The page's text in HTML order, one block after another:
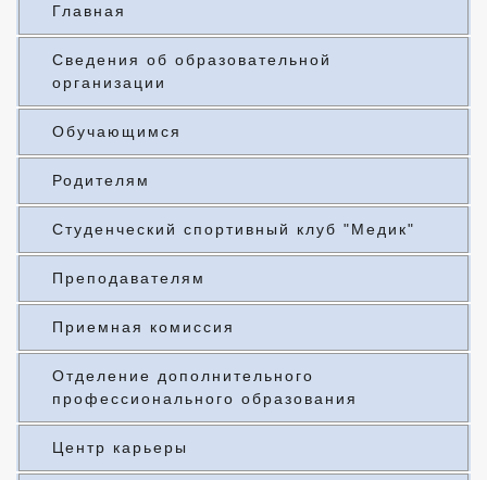
Главная
Сведения об образовательной
организации
Обучающимся
Родителям
Студенческий спортивный клуб "Медик"
Преподавателям
Приемная комиссия
Отделение дополнительного
профессионального образования
Центр карьеры